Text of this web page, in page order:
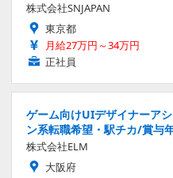
株式会社SNJAPAN
東京都
月給27万円～34万円
正社員
ゲーム向けUIデザイナーア
ン系転職希望・駅チカ/賞与
株式会社ELM
大阪府